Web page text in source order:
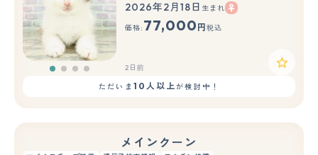
2026年2月18日 生まれ
価格: 77,000 円 税込
2日前
ただいま 10人以上が検討中！
メインクーン